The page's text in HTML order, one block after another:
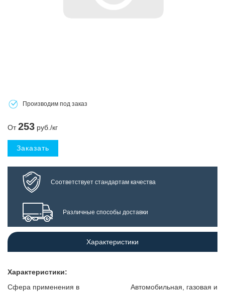
Производим под заказ
От253 руб./кг
Заказать
Соответствует стандартам качества
Различные способы доставки
Характеристики
Характеристики:
Сфера применения в
Автомобильная, газовая и